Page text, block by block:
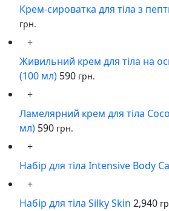
Крем-сироватка для тіла з
грн.
+
Живильний крем для тіла на
(100 мл) 590 грн.
+
Ламелярний крем для тіла
мл) 590 грн.
+
Набір для тіла Intensive Body
+
Набір для тіла Silky Skin 2,940